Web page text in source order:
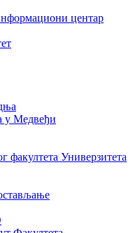
центар
у Медвеђи
Универзитета